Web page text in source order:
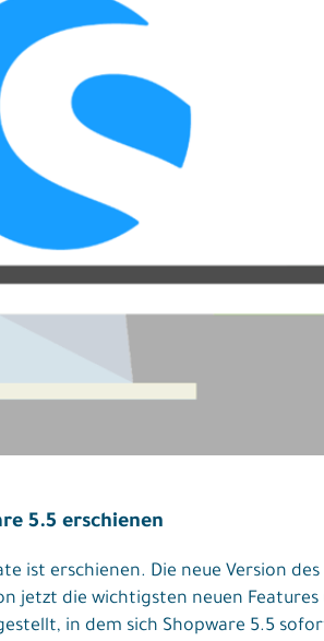
5.5 erschienen
ist erschienen. Die neue Version
jetzt die wichtigsten neuen
in dem sich Shopware 5.5